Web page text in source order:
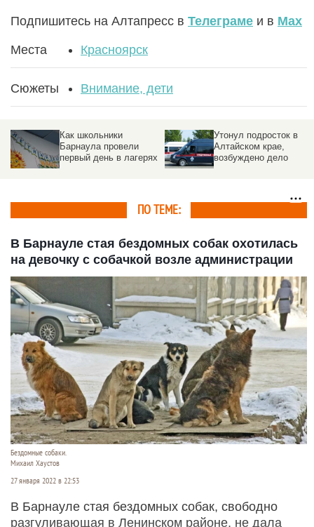
Подпишитесь на Алтапресс в Телеграме и в Max
Места Красноярск
Сюжеты Внимание, дети
Россиянка бросила
младенца в коляске
под палящими
солнечными лучами
Создатели Лабубу
готовят новую
которая может
ПО ТЕМЕ:
В Барнауле стая бездомных собак охотилась
на девочку с собачкой возле администрации
Бездомные собаки.
Михаил Хаустов
27 января 2022 в 22:53
В Барнауле стая бездомных собак, свободно
разгуливающая в Ленинском районе, не дала